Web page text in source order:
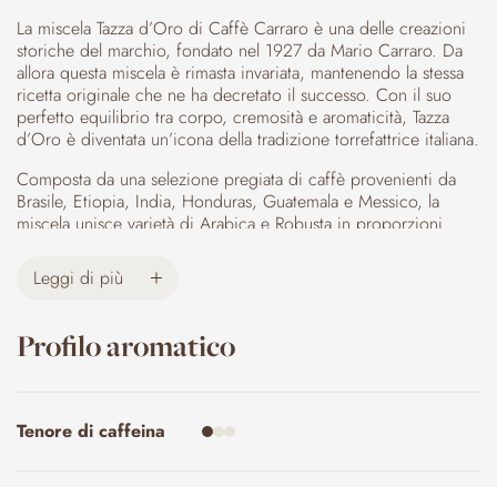
La miscela Tazza d’Oro di Caffè Carraro è una delle creazioni
storiche del marchio, fondato nel 1927 da Mario Carraro. Da
allora questa miscela è rimasta invariata, mantenendo la stessa
ricetta originale che ne ha decretato il successo. Con il suo
perfetto equilibrio tra corpo, cremosità e aromaticità, Tazza
d’Oro è diventata un’icona della tradizione torrefattrice italiana.
Composta da una selezione pregiata di caffè provenienti da
Brasile, Etiopia, India, Honduras, Guatemala e Messico, la
miscela unisce varietà di Arabica e Robusta in proporzioni
naturali, il che contribuisce a creare un profilo aromatico
complesso e armonioso.
In tazza, Tazza d’Oro si distingue per il suo corpo ricco e una
cremosità intensa, che persiste a lungo. L’aroma è avvolgente,
da accenni fruttati e speziati. Il gusto è bilanciato, con una
dolcezza naturale che si fonde perfettamente con una leggera
acidità, creando un’esperienza di degustazione unica e
Leggi di più
Profilo aromatico
Tenore di caffeina